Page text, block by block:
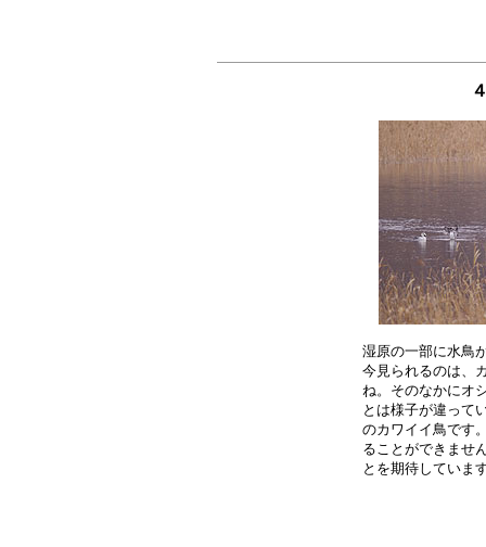
湿原の一部に水鳥
今見られるのは、
ね。そのなかにオ
とは様子が違って
のカワイイ鳥です
ることができませ